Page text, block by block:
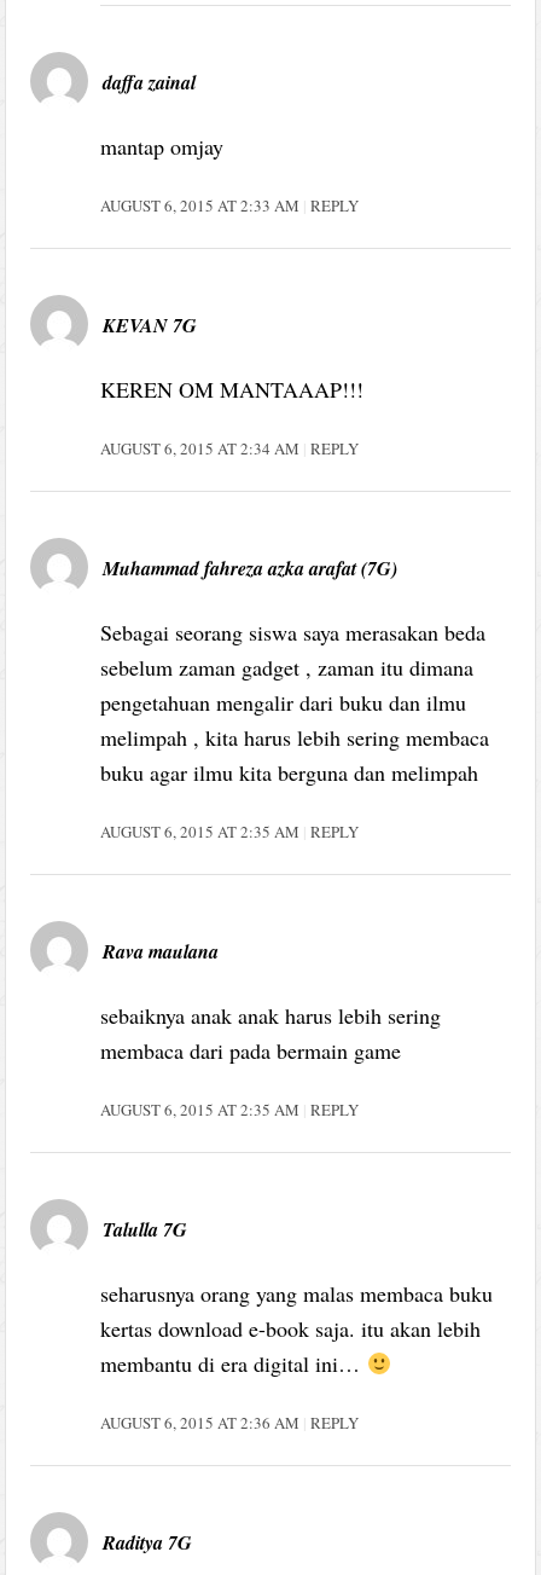
daffa zainal
mantap omjay
AUGUST 6, 2015 AT 2:33 AM REPLY
KEVAN 7G
KEREN OM MANTAAAP!!!
AUGUST 6, 2015 AT 2:34 AM REPLY
Muhammad fahreza azka arafat (7G)
Sebagai seorang siswa saya merasakan beda
sebelum zaman gadget , zaman itu dimana
pengetahuan mengalir dari buku dan ilmu
melimpah , kita harus lebih sering membaca
buku agar ilmu kita berguna dan melimpah
AUGUST 6, 2015 AT 2:35 AM REPLY
Rava maulana
sebaiknya anak anak harus lebih sering
membaca dari pada bermain game
AUGUST 6, 2015 AT 2:35 AM REPLY
Talulla 7G
seharusnya orang yang malas membaca buku
kertas download e-book saja. itu akan lebih
membantu di era digital ini…
AUGUST 6, 2015 AT 2:36 AM REPLY
Raditya 7G